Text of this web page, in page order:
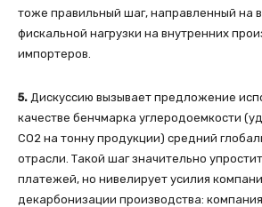
тоже правильный шаг, направленный на
фискальной нагрузки на внутренних
импортеров.
5. Дискуссию вызывает предложение
качестве бенчмарка углеродоемкости
СО2 на тонну продукции) средний
отрасли. Такой шаг значительно
платежей, но нивелирует усилия
декарбонизации производства: